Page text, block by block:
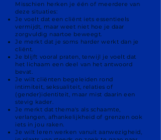
Misschien herken je één of meerdere van
deze situaties:
Je voelt dat een cliënt iets essentieels
vermijdt, maar weet niet hoe je daar
zorgvuldig naartoe beweegt.
Je merkt dat je soms harder werkt dan je
cliënt.
Je blijft vooral praten, terwijl je voelt dat
het lichaam een deel van het antwoord
bevat.
Je wilt cliënten begeleiden rond
intimiteit, seksualiteit, relaties of
(gender)identiteit, maar mist daarin een
stevig kader.
Je merkt dat thema's als schaamte,
verlangen, afhankelijkheid of grenzen ook
iets in jou raken.
Je wilt leren werken vanuit aanwezigheid,